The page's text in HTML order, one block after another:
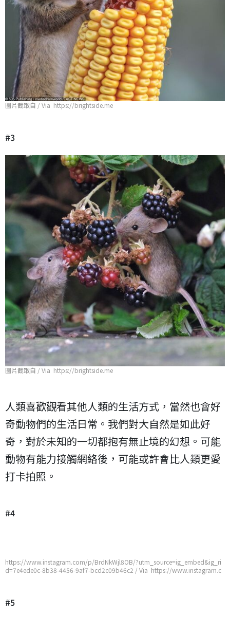
圖片截取自 / Via https://brightside.me
#3
圖片截取自 / Via https://brightside.me
人類喜歡觀看其他人類的生活方式，當然也會好
奇動物們的生活日常。我們對大自然是如此好
奇，對於未知的一切都抱有無止境的幻想。可能
動物有能力接觸網絡後，可能或許會比人類更愛
打卡拍照。
#4
https://www.instagram.com/p/BrdNkWjl8OB/?utm_source=ig_embed&ig_ri
d=7e4ede0c-8b38-4456-9af7-bcd2c09b46c2 / Via https://www.instagram.c
#5